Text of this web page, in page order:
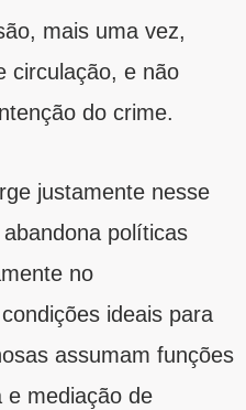
mais uma vez,
circulação, e não
do crime.
justamente nesse
políticas
no
ideais para
assumam funções
e mediação de